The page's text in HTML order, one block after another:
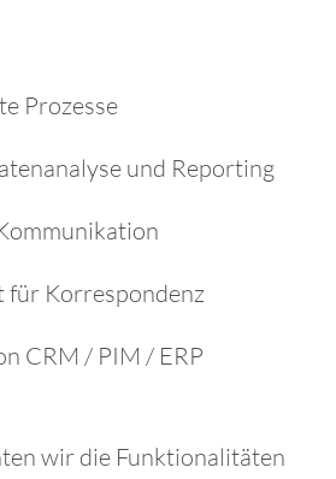
Prozesse
und Reporting
Korrespondenz
CRM / PIM / ERP
wir die Funktionalitäten